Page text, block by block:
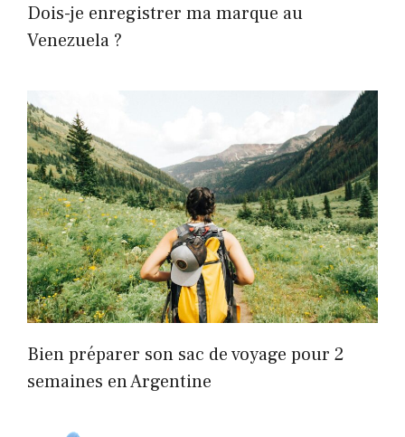
Dois-je enregistrer ma marque au
Venezuela ?
Bien préparer son sac de voyage pour 2
semaines en Argentine